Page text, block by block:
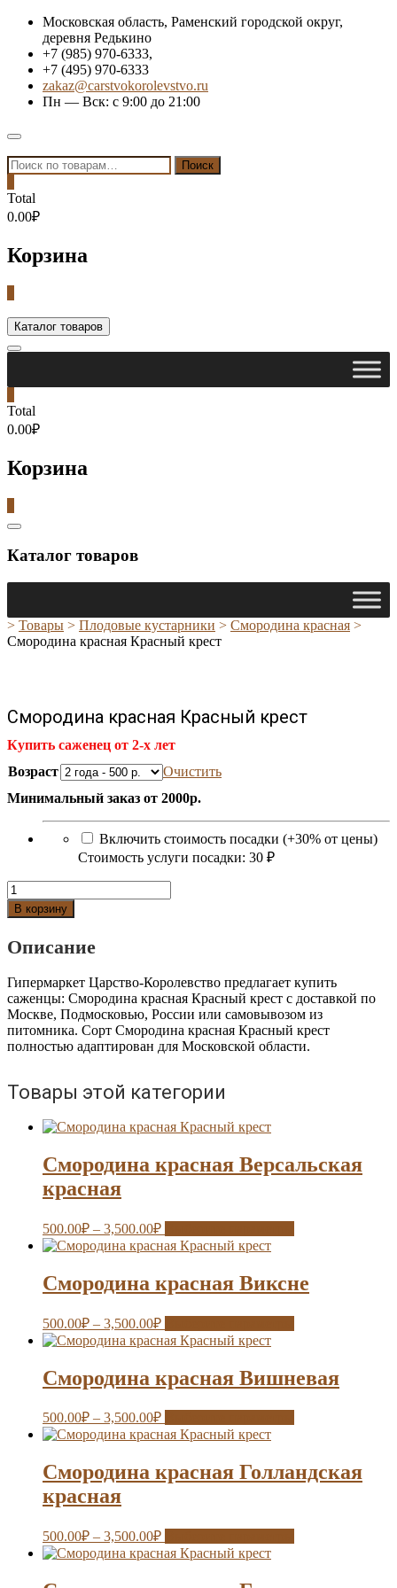
Skip
content
Московская область, Раменский городской округ,
деревня Редькино
+7 (985) 970-6333,
+7 (495) 970-6333
zakaz@carstvokorolevstvo.ru
Пн — Вск: с 9:00 до 21:00
Topbar
Menu
Искать: Поиск
Total
0.00₽
Корзина
Каталог товаров
Total
0.00₽
Корзина
Catalog
Каталог товаров
> Товары > Плодовые кустарники > Смородина красная >
Смородина красная Красный крест
Смородина красная Красный крест
Купить саженец от 2-х лет
Возраст
Очистить
Минимальный заказ от 2000р.
Включить стоимость посадки (+30% от цены)
Стоимость услуги посадки: 30 ₽
Количество
Смородина
красная
крест
В корзину
Описание
Гипермаркет Царство-Королевство предлагает купить
саженцы: Смородина красная Красный крест с доставкой по
Москве, Подмосковью, России или самовывозом из
питомника. Сорт Смородина красная Красный крест
полностью адаптирован для Московской области.
Товары этой категории
Смородина красная Версальская
красная
500.00₽ – 3,500.00₽
Смородина красная Виксне
500.00₽ – 3,500.00₽
Смородина красная Вишневая
500.00₽ – 3,500.00₽
Смородина красная Голландская
красная
500.00₽ – 3,500.00₽